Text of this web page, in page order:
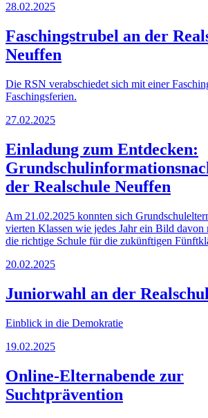
28.02.2025
Faschingstrubel an der
Neuffen
Die RSN verabschiedet sich mit einer
Faschingsferien.
27.02.2025
Einladung zum Entdecken:
der Realschule Neuffen
Am 21.02.2025 konnten sich
vierten Klassen wie jedes Jahr ein Bild davon
die richtige Schule für die zukünftigen
20.02.2025
Juniorwahl an der
Einblick in die Demokratie
19.02.2025
Online-Elternabende zur
Suchtprävention